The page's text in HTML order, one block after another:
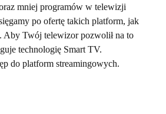
mniej programów w telewizji
po ofertę takich platform, jak
Aby Twój telewizor pozwolił na to
technologię Smart TV.
do platform streamingowych.